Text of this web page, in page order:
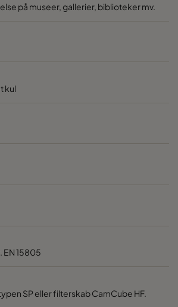
på museer, gallerier, biblioteker mv.
kul
15805
SP eller filterskab CamCube HF.